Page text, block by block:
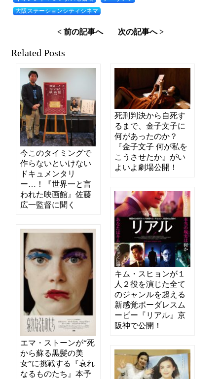
大阪ステーションシティシネマ
< 前の記事へ 次の記事へ >
Related Posts
今このタイミングで
作らないといけない
ドキュメンタリ
ー…！『世界一と言
われた映画館』佐藤
広一監督に聞く
死刑判決から自死す
るまで、金子文子に
何があったのか？
『金子文子 何が私を
こうさせたか』がい
よいよ劇場公開！
キム・スヒョンが１
人２役を演じた全て
のジャンルを超える
新感覚ボーダレスム
ービー『リアル』京
阪神で公開！
エマ・ストーンが“死
から蘇る黒髪の美
女”に挑戦する『哀れ
なるものたち』本予